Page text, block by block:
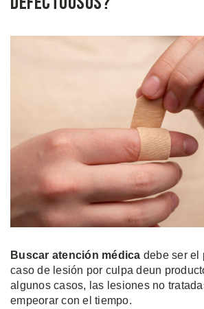
Buscar atención médica debe ser el
caso de lesión por culpa deun
algunos casos, las lesiones no
empeorar con el tiempo.